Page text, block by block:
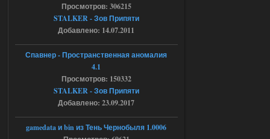
Ответить ➤
Объединенный Пак 2 + OGSR +
STCoP WP 3.4
Stalker-Mods-Clan-su
Доступно только для пользователей
04.08.2026
Просмотров: 306215
STALKER - Зов Припяти
Добавлено: 14.07.2011
Спавнер - Пространственная аномалия
4.1
Просмотров: 150332
STALKER - Зов Припяти
Добавлено: 23.09.2017
gamedata и bin из Тень Чернобыля 1.0006